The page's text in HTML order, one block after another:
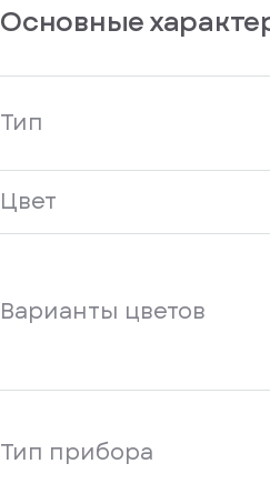
Основные
Тип
Цвет
Варианты цветов
Тип прибора